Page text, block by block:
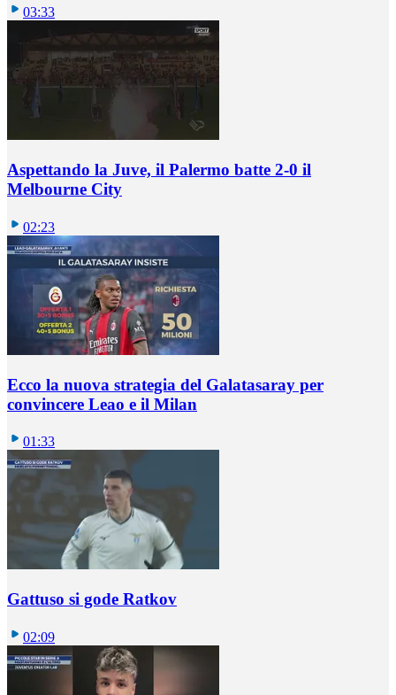
03:33
Aspettando la Juve, il Palermo batte 2-0 il
Melbourne City
02:23
Ecco la nuova strategia del Galatasaray per
convincere Leao e il Milan
01:33
Gattuso si gode Ratkov
02:09